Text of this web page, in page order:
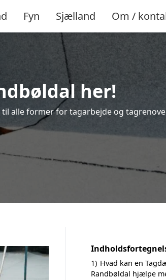
Fyn Sjælland Om /
her!
alle former for tagarbejde og
1) Hvad kan en
Randbøldal hjælpe